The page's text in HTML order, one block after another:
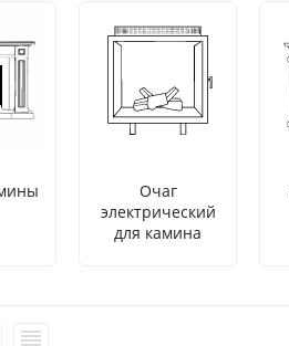
Очаг
электрический
для камина